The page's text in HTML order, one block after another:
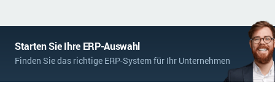
Starten Sie Ihre ERP-Auswahl
Finden Sie das richtige ERP-System für Ihr Unternehmen